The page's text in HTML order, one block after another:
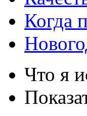
Когда
Что я